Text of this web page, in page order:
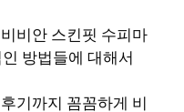
비안 스킨핏 수피마
방법들에 대해서
기까지 꼼꼼하게 비